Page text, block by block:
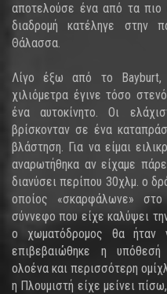
αποτελούσε ένα από τα
διαδρομή κατέληγε στην
Θάλασσα.
Λίγο έξω από το Bayburt,
χιλιόμετρα έγινε τόσο
ένα αυτοκίνητο. Οι
βρίσκονταν σε ένα
βλάστηση. Για να είμαι
αναρωτήθηκα αν είχαμε
διανύσει περίπου 30χλμ. ο
οποίος «σκαρφάλωνε»
σύννεφο που είχε καλύψει
ο χωματόδρομος θα ήταν
επιβεβαιώθηκε η
ολοένα και περισσότερη
η Πλουμιστή είχε μείνει